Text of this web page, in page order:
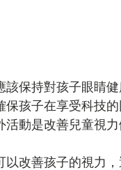
保持對孩子眼睛
孩子在享受科技
動是改善兒童視力
改善孩子的視力